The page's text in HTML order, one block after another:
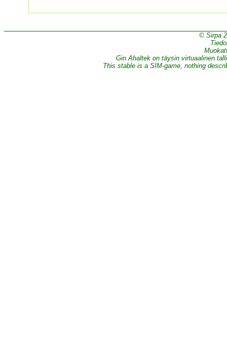
© Sirpa
Gin Ahaltek on täysin virtuaalinen
This stable is a SIM-game, nothing